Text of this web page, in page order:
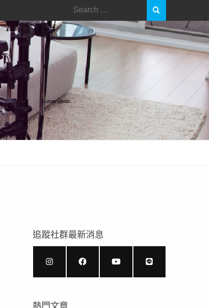
Search
追蹤社群最新消息
熱門文章